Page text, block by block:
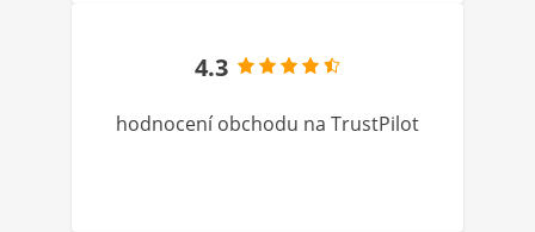
4.3
hodnocení obchodu na TrustPilot